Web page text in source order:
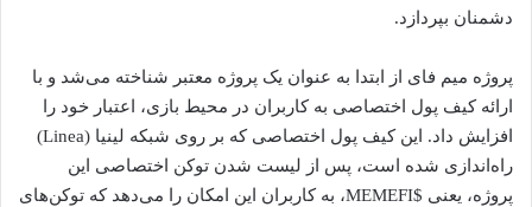
دشمنان بپردازد.
پروژه میم فای از ابتدا به عنوان یک پروژه معتبر شناخته می‌شد و با
ارائه کیف پول اختصاصی به کاربران در محیط بازی، اعتبار خود را
افزایش داد. این کیف پول اختصاصی که بر روی شبکه لینیا (Linea)
راه‌اندازی شده است، پس از لیست شدن توکن اختصاصی این
پروژه، یعنی $MEMEFI، به کاربران این امکان را می‌دهد که توکن‌های